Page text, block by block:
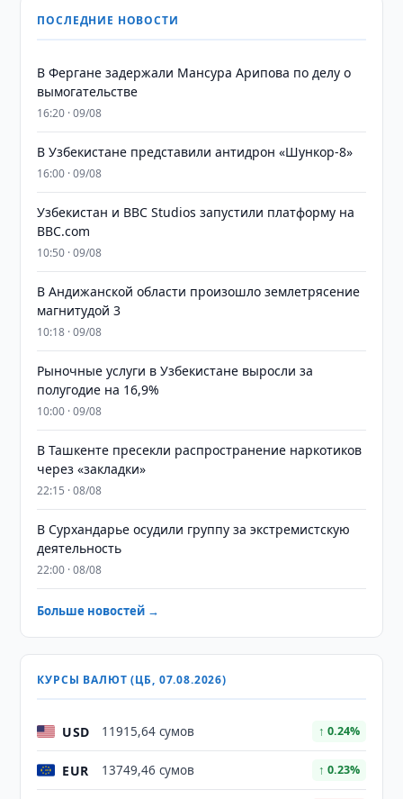
ПОСЛЕДНИЕ НОВОСТИ
В Фергане задержали Мансура Арипова по делу о
вымогательстве
16:20 · 09/08
В Узбекистане представили антидрон «Шункор-8»
16:00 · 09/08
Узбекистан и BBC Studios запустили платформу на
BBC.com
10:50 · 09/08
В Андижанской области произошло землетрясение
магнитудой 3
10:18 · 09/08
Рыночные услуги в Узбекистане выросли за
полугодие на 16,9%
10:00 · 09/08
В Ташкенте пресекли распространение наркотиков
через «закладки»
22:15 · 08/08
В Сурхандарье осудили группу за экстремистскую
деятельность
22:00 · 08/08
Больше новостей →
КУРСЫ ВАЛЮТ (ЦБ, 07.08.2026)
USD 11915,64 сумов ↑ 0.24%
EUR 13749,46 сумов ↑ 0.23%